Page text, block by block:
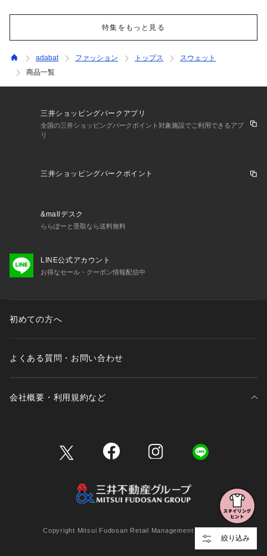
特集をもっと見る
絞り込み
adabat ファッション トップス
スウェット
商品一覧
三井ショッピングパークアプリ
全国の三井ショッピングパークポイント対象施設でご利用できるアプ
リ
三井ショッピングパークポイント
&mallデスク
ららぽーと受取なら送料無料
LINE公式アカウント
お得なセール・クーポン情報配信中
初めての方へ
よくある質問・お問い合わせ
会社概要・利用規約など
Copyright Mitsui Fudosan Retail Management Co., Ltd.